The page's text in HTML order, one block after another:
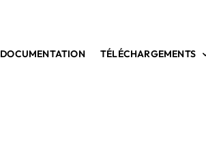
DOCUMENTATION TÉLÉCHARGEMENTS